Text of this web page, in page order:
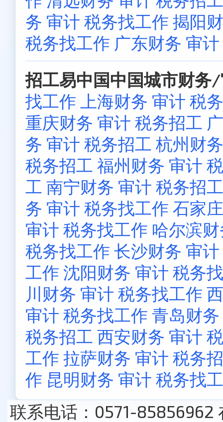
务 审计 税务找工作 揭阳
税务找工作 广东财务 审
招工易中国中国城市财务
找工作 上海财务 审计 税
重庆财务 审计 税务招工
务 审计 税务招工 杭州财
税务招工 福州财务 审计
工 南宁财务 审计 税务招工
务 审计 税务找工作 石家
审计 税务找工作 哈尔滨
税务找工作 长沙财务 审
工作 沈阳财务 审计 税务
川财务 审计 税务找工作
审计 税务找工作 青岛财
税务招工 西安财务 审计
工作 拉萨财务 审计 税务
作 昆明财务 审计 税务找
联系电话：0571-85856962